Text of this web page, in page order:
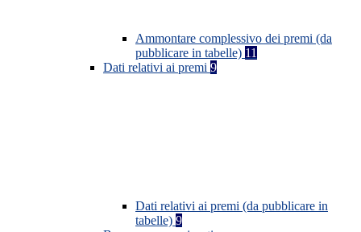
Ammontare complessivo dei premi (da
pubblicare in tabelle) 11
Dati relativi ai premi 9
Dati relativi ai premi (da pubblicare in
tabelle) 9